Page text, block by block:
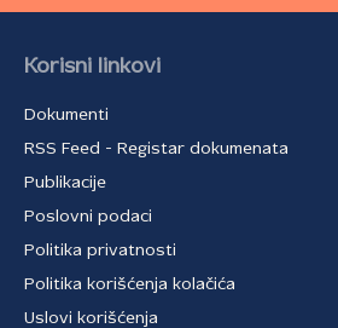
Korisni linkovi
Dokumenti
RSS Feed - Registar dokumenata
Publikacije
Poslovni podaci
Politika privatnosti
Politika korišćenja kolačića
Uslovi korišćenja